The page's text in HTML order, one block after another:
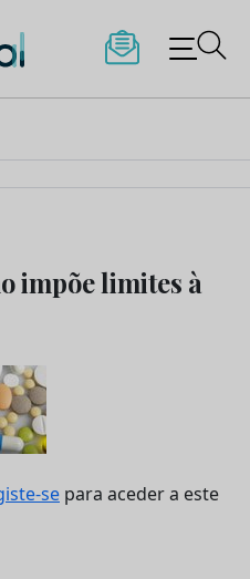
impõe limites à
se para aceder a este